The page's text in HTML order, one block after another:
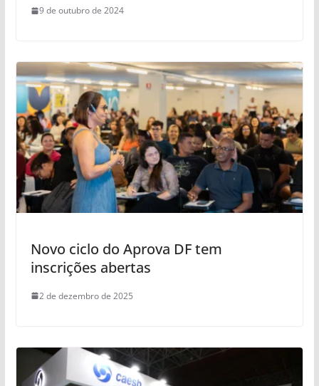
9 de outubro de 2024
Novo ciclo do Aprova DF tem
inscrições abertas
2 de dezembro de 2025